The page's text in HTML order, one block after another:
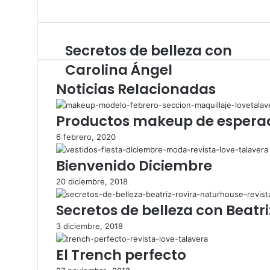
w
b
k
s
g
a
m
S
e
c
r
e
t
o
s
d
e
b
e
l
l
e
z
a
c
Secretos de belleza con
Carolina Ángel
Noticias Relacionadas
Productos makeup de
6 febrero, 2020
Bienvenido Diciembre
20 diciembre, 2018
Secretos de belleza con
3 diciembre, 2018
El Trench perfecto